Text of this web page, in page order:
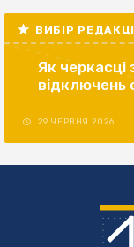
ВИБІР
Як черкасці
відключень
29 ЧЕРВНЯ 2026